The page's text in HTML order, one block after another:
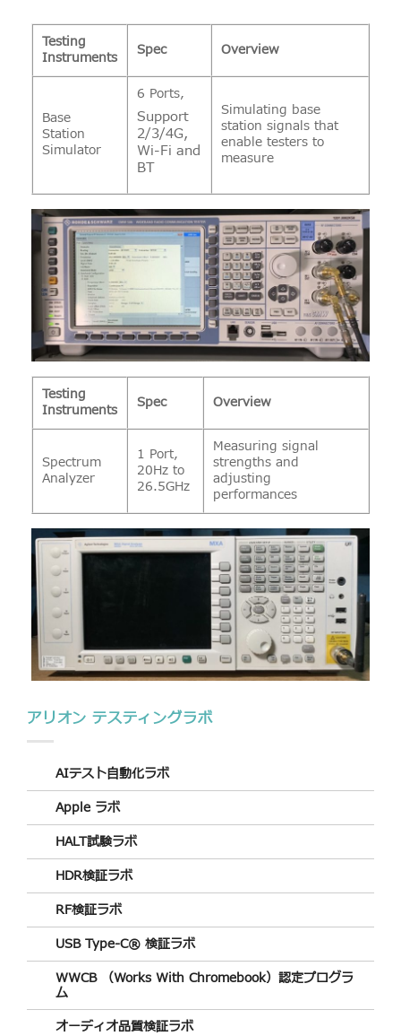
Testing
Instruments
Spec Overview
Base
Station
Simulator
6 Ports,
Support
2/3/4G,
Wi-Fi and
BT
Simulating base
station signals that
enable testers to
measure
Testing
Instruments
Spec Overview
Spectrum
Analyzer
1 Port,
20Hz to
26.5GHz
Measuring signal
strengths and
adjusting
performances
アリオン テスティングラボ
AIテスト自動化ラボ
Apple ラボ
HALT試験ラボ
HDR検証ラボ
RF検証ラボ
USB Type-C® 検証ラボ
WWCB （Works With Chromebook）認定プログラ
ム
オーディオ品質検証ラボ